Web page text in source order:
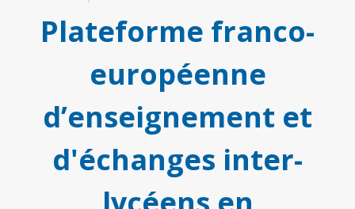
Plateforme franco-
européenne
d’enseignement et
d'échanges inter-